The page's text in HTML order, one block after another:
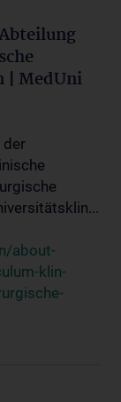
| MedUni
der
about-
klin-